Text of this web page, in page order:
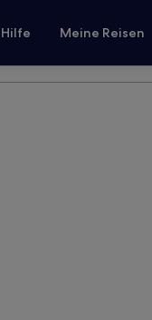
Hilfe Meine Reisen